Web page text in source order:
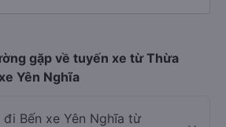
gặp về tuyến xe từ Thừa
Yên Nghĩa
đi Bến xe Yên Nghĩa từ